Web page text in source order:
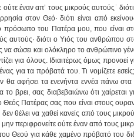
έναν απ’ τους μικρούς αυτούς˙
στον Θεό· διότι είναι από
πρόσωπο του Πατέρα μου, που είναι
αυτούς· διότι ο Υιός του ανθρώπου
να σώσει και ολόκληρο το ανθρώπινο
για όλους. Ιδιαιτέρως όμως προνοεί
για τα πρόβατά του. Τι νομίζετε
θα αφήσει τα ενενήντα εννέα πάνω στα
βρει, σας διαβεβαιώνω ότι χαίρεται
Θεός Πατέρας σας που είναι στους
θέλει να χαθεί κανείς από τους
μην περιφρονείτε ούτε έναν από τους
Θεού για κάθε χαμένο πρόβατό του